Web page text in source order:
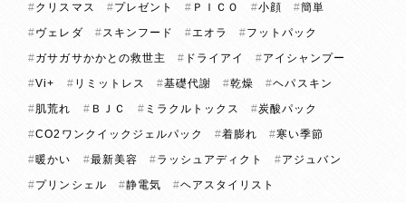
クリスマス
プレゼント ＰＩＣＯ 小顔
簡単
ヴェレダ
スキンフード エオラ
フットパック
ガサガサかかとの救世主
ドライアイ
アイシャンプー
Vi+
リミットレス 基礎代謝 乾燥
ヘパスキン
肌荒れ
ＢＪＣ ミラクルトックス
炭酸パック
CO2ワンクイックジェルパック
着膨れ
寒い季節
暖かい
最新美容 ラッシュアディクト
アジュバン
プリンシェル
静電気
ヘアスタイリスト